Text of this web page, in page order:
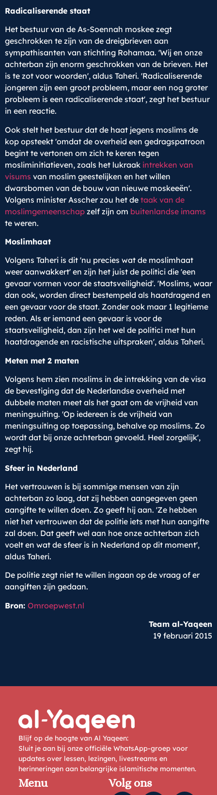
Radicaliserende staat
Het bestuur van de As-Soennah moskee zegt
geschrokken te zijn van de dreigbrieven aan
sympathisanten van stichting Rohamaa. 'Wij en onze
achterban zijn enorm geschrokken van de brieven. Het
is te zot voor woorden', aldus Taheri. 'Radicaliserende
jongeren zijn een groot probleem, maar een nog groter
probleem is een radicaliserende staat', zegt het bestuur
in een reactie.
Ook stelt het bestuur dat de haat jegens moslims de
kop opsteekt 'omdat de overheid een gedragspatroon
begint te vertonen om zich te keren tegen
mosliminitiatieven, zoals het lukraak intrekken van
visums van moslim geestelijken en het willen
dwarsbomen van de bouw van nieuwe moskeeën'.
Volgens minister Asscher zou het de taak van de
moslimgemeenschap zelf zijn om buitenlandse imams
te weren.
Moslimhaat
Volgens Taheri is dit 'nu precies wat de moslimhaat
weer aanwakkert' en zijn het juist de politici die 'een
gevaar vormen voor de staatsveiligheid'. 'Moslims, waar
dan ook, worden direct bestempeld als haatdragend en
een gevaar voor de staat. Zonder ook maar 1 legitieme
reden. Als er iemand een gevaar is voor de
staatsveiligheid, dan zijn het wel de politici met hun
haatdragende en racistische uitspraken', aldus Taheri.
Meten met 2 maten
Volgens hem zien moslims in de intrekking van de visa
de bevestiging dat de Nederlandse overheid met
dubbele maten meet als het gaat om de vrijheid van
meningsuiting. 'Op iedereen is de vrijheid van
meningsuiting op toepassing, behalve op moslims. Zo
wordt dat bij onze achterban gevoeld. Heel zorgelijk',
zegt hij.
Sfeer in Nederland
Het vertrouwen is bij sommige mensen van zijn
achterban zo laag, dat zij hebben aangegeven geen
aangifte te willen doen. Zo geeft hij aan. 'Ze hebben
niet het vertrouwen dat de politie iets met hun aangifte
zal doen. Dat geeft wel aan hoe onze achterban zich
voelt en wat de sfeer is in Nederland op dit moment',
aldus Taheri.
De politie zegt niet te willen ingaan op de vraag of er
aangiften zijn gedaan.
Bron: Omroepwest.nl
Team al-Yaqeen
19 februari 2015
Blijf op de hoogte van Al Yaqeen:
Sluit je aan bij onze officiële WhatsApp-groep voor
updates over lessen, lezingen, livestreams en
herinneringen aan belangrijke islamitische momenten.
Menu Volg ons